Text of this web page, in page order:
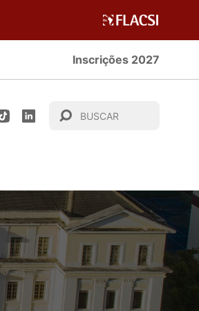
Inscrições 2027